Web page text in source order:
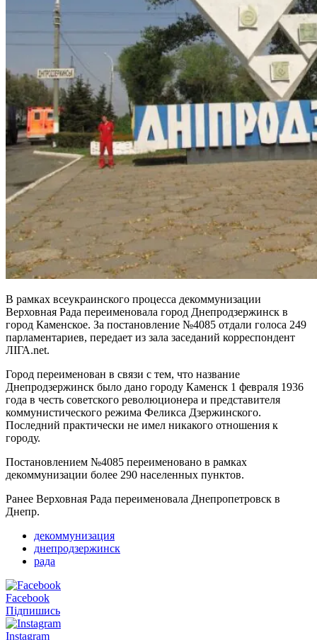
В рамках всеукраинского процесса декоммунизации
Верховная Рада переименовала город Днепродзержинск в
город Каменское. За постановление №4085 отдали голоса 249
парламентариев, передает из зала заседаний корреспондент
ЛІГА.net.
Город переименован в связи с тем, что название
Днепродзержинск было дано городу Каменск 1 февраля 1936
года в честь советского революционера и представителя
коммунистического режима Феликса Дзержинского.
Последний практически не имел никакого отношения к
городу.
Постановлением №4085 переименовано в рамках
декоммунизации более 290 населенных пунктов.
Ранее Верховная Рада переименовала Днепропетровск в
Днепр.
декоммунизация
днепродзержинск
рада
Facebook
Підпишись
Instagram